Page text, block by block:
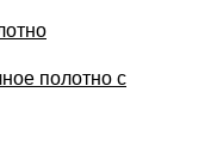
полотно с